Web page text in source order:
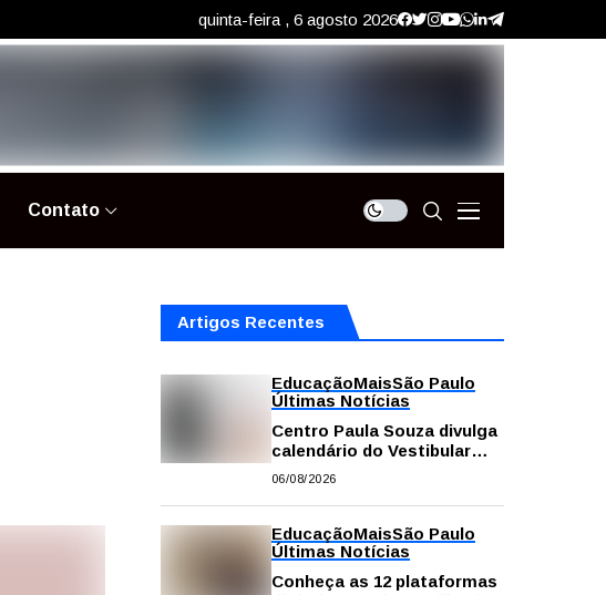
quinta-feira , 6 agosto 2026
Contato
Artigos Recentes
EducaçãoMaisSão Paulo
Últimas Notícias
Centro Paula Souza divulga
calendário do Vestibular
das Fatecs para o primeiro
06/08/2026
EducaçãoMaisSão Paulo
Últimas Notícias
Conheça as 12 plataformas